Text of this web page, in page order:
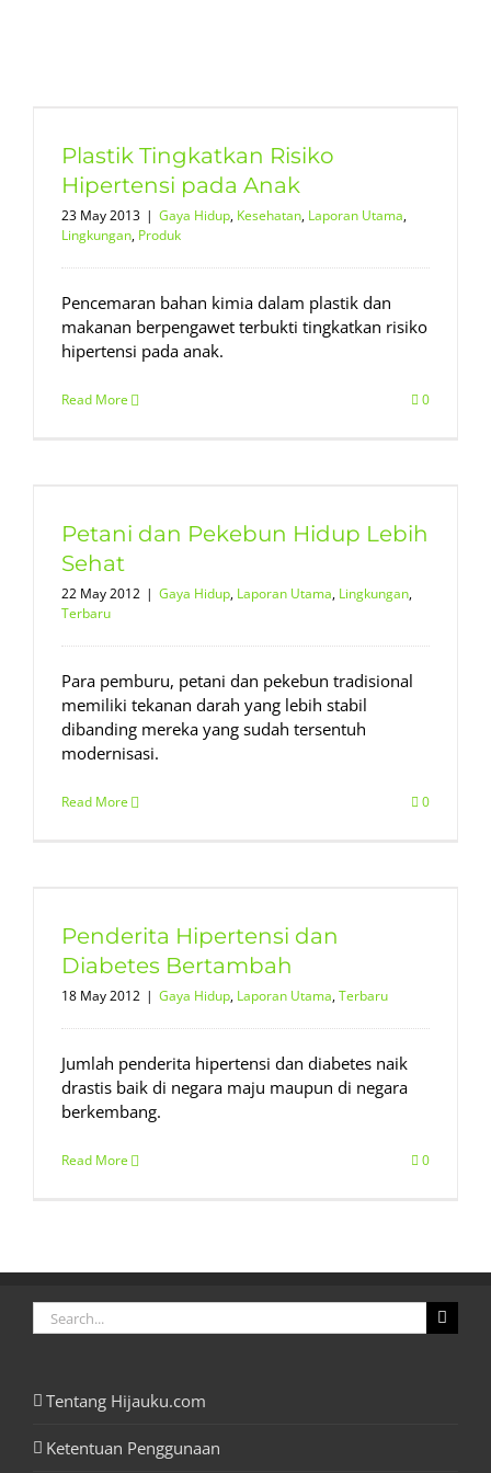
Plastik Tingkatkan Risiko
Hipertensi pada Anak
23 May 2013 | Gaya Hidup, Kesehatan, Laporan Utama,
Lingkungan, Produk
Pencemaran bahan kimia dalam plastik dan
makanan berpengawet terbukti tingkatkan risiko
hipertensi pada anak.
Read More 0
Petani dan Pekebun Hidup Lebih
Sehat
22 May 2012 | Gaya Hidup, Laporan Utama, Lingkungan,
Terbaru
Para pemburu, petani dan pekebun tradisional
memiliki tekanan darah yang lebih stabil
dibanding mereka yang sudah tersentuh
modernisasi.
Read More 0
Penderita Hipertensi dan
Diabetes Bertambah
18 May 2012 | Gaya Hidup, Laporan Utama,Terbaru
Jumlah penderita hipertensi dan diabetes naik
drastis baik di negara maju maupun di negara
berkembang.
Read More 0
Search
for:
Tentang Hijauku.com
Ketentuan Penggunaan